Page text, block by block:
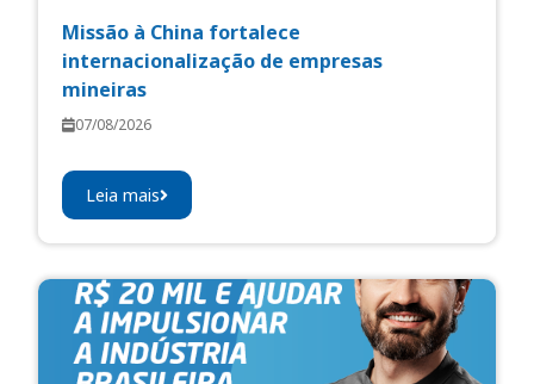
Missão à China fortalece
internacionalização de empresas
mineiras
07/08/2026
Leia mais